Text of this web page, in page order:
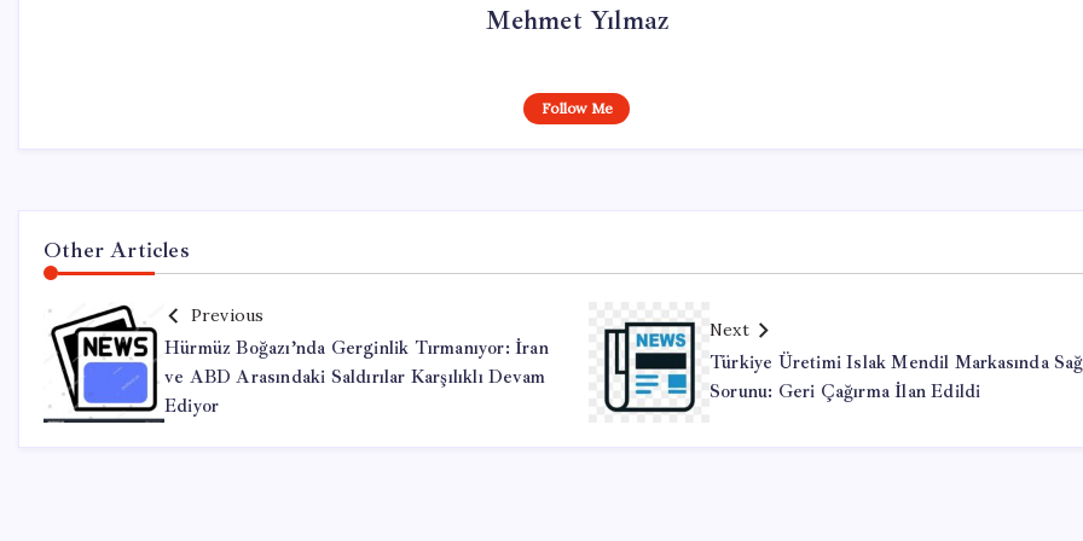
Mehmet Yılmaz
Follow Me
Other Articles
Previous
Hürmüz Boğazı’nda Gerginlik Tırmanıyor: İran
ve ABD Arasındaki Saldırılar Karşılıklı Devam
Ediyor
Next
Türkiye Üretimi Islak Mendil Markasında
Sorunu: Geri Çağırma İlan Edildi